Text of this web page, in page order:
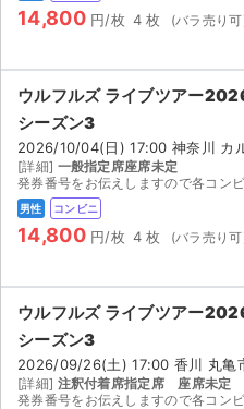
特定商取引法に基づく表記
公演登録依頼
不正転売禁止法について
チケットジャムの取り組み
音楽情報
14,800 円/枚 4 枚
ウルフルズ ライブツアー
シーズン3
2026/10/04(日) 17:00 神奈川 カ
[詳細] 一般指定席座席未定
発券番号をお伝えしますので各コンビニにて紙チケットを発券してください。お座
男性 コンビニ
14,800 円/枚 4 枚
ウルフルズ ライブツアー
シーズン3
2026/09/26(土) 17:00 香川 丸⻲
[詳細] 注釈付着席指定席 座席未定
発券番号をお伝えしますので各コンビニにて紙チケットを発券してください。お座